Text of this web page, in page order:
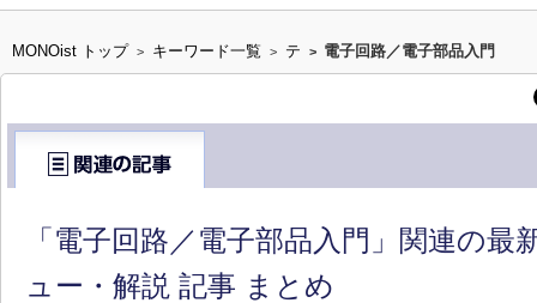
MONOist トップ > キーワード一覧 > テ > 電子回路／電子部品入門
「電子回路／電子部品入門」関連の最
ュー・解説 記事 まとめ